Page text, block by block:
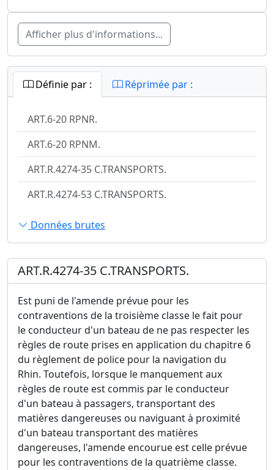
Afficher plus d'informations...
Définie par : Réprimée par :
ART.6-20 RPNR.
ART.6-20 RPNM.
ART.R.4274-35 C.TRANSPORTS.
ART.R.4274-53 C.TRANSPORTS.
Données brutes
ART.R.4274-35 C.TRANSPORTS.
Est puni de l'amende prévue pour les
contraventions de la troisième classe le fait pour
le conducteur d'un bateau de ne pas respecter les
règles de route prises en application du chapitre 6
du règlement de police pour la navigation du
Rhin. Toutefois, lorsque le manquement aux
règles de route est commis par le conducteur
d'un bateau à passagers, transportant des
matières dangereuses ou naviguant à proximité
d'un bateau transportant des matières
dangereuses, l'amende encourue est celle prévue
pour les contraventions de la quatrième classe.